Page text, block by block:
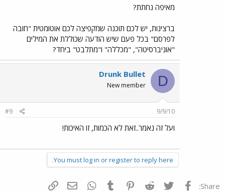
מאיפה נחתת?
ברצינות, יש לכם תוכנה שמקפיצה לכם אוטומטית "חובה
לפרסם" בכל פעם שיש הודעה שכוללת את המילים
"אוניברסיטה", "מכללה" ו"מתלבט" ביחד?
D
Drunk Bullet
New member
9/9/10
#9
ועל זה נאמר..זאת לא הכמות, זו האיכות!
You must log in or register to reply here.
Share: פייסבוק Twitter
Reddit
Pinterest
Tumblr
WhatsAppדואר אלקטרוני